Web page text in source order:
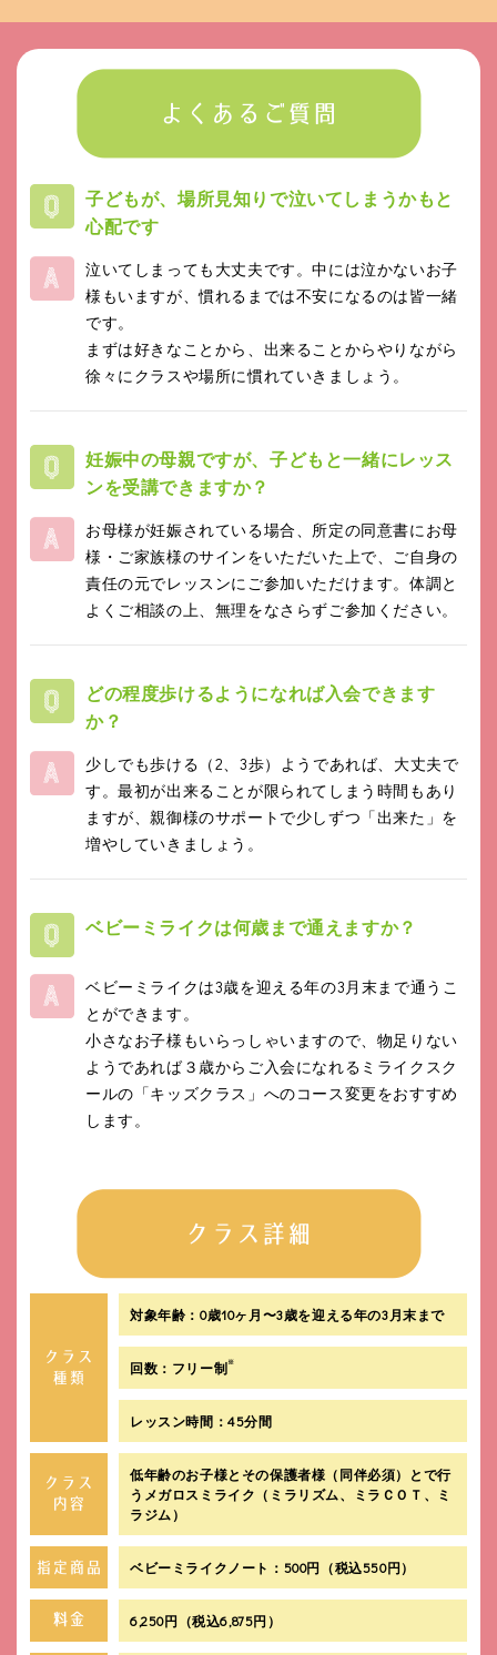
子どもが、場所見知りで泣いてしまうかもと
心配です
泣いてしまっても大丈夫です。中には泣かないお子
様もいますが、慣れるまでは不安になるのは皆一緒
です。
まずは好きなことから、出来ることからやりながら
徐々にクラスや場所に慣れていきましょう。
妊娠中の母親ですが、子どもと一緒にレッス
ンを受講できますか？
お母様が妊娠されている場合、所定の同意書にお母
様・ご家族様のサインをいただいた上で、ご自身の
責任の元でレッスンにご参加いただけます。体調と
よくご相談の上、無理をなさらずご参加ください。
どの程度歩けるようになれば入会できます
か？
少しでも歩ける（2、3歩）ようであれば、大丈夫で
す。最初が出来ることが限られてしまう時間もあり
ますが、親御様のサポートで少しずつ「出来た」を
増やしていきましょう。
ベビーミライクは何歳まで通えますか？
ベビーミライクは3歳を迎える年の3月末まで通うこ
とができます。
小さなお子様もいらっしゃいますので、物足りない
ようであれば３歳からご入会になれるミライクスク
ールの「キッズクラス」へのコース変更をおすすめ
します。
対象年齢：0歳10ヶ月〜3歳を迎える年の3月末まで
回数：フリー制※
レッスン時間：45分間
低年齢のお子様とその保護者様（同伴必須）とで行
うメガロスミライク（ミラリズム、ミラＣＯＴ、ミ
ラジム）
ベビーミライクノート：500円（税込550円）
6,250円（税込6,875円）